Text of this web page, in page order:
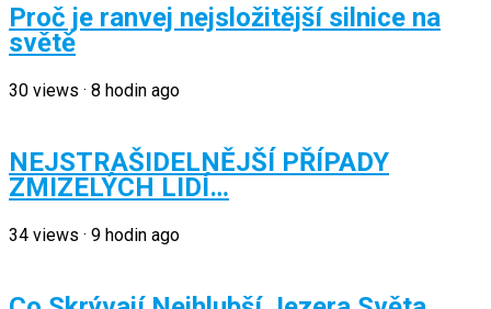
Proč je ranvej nejsložitější silnice na
světě
30 views · 8 hodin ago
NEJSTRAŠIDELNĚJŠÍ PŘÍPADY
ZMIZELÝCH LIDÍ…
34 views · 9 hodin ago